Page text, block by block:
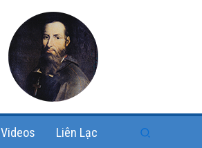
Videos Liên Lạc Search